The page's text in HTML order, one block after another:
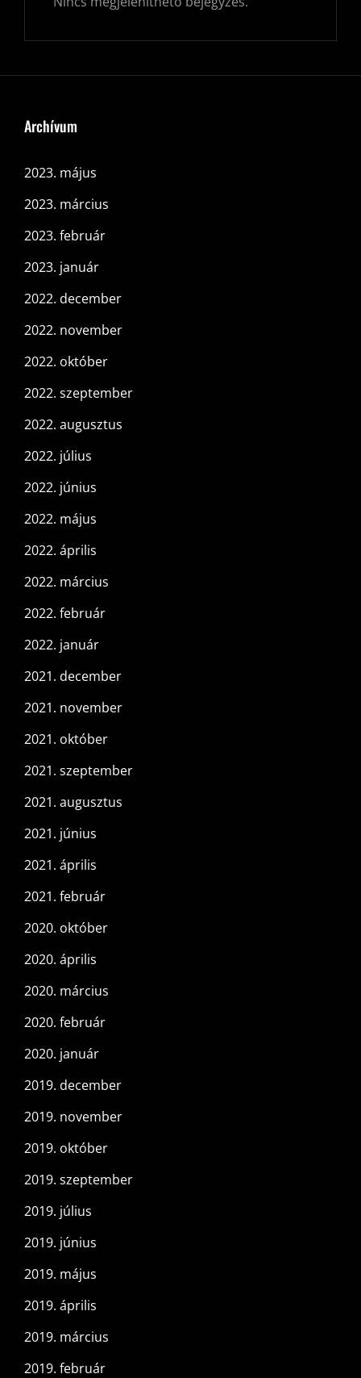
Archívum
2023. május
2023. március
2023. február
2023. január
2022. december
2022. november
2022. október
2022. szeptember
2022. augusztus
2022. július
2022. június
2022. május
2022. április
2022. március
2022. február
2022. január
2021. december
2021. november
2021. október
2021. szeptember
2021. augusztus
2021. június
2021. április
2021. február
2020. október
2020. április
2020. március
2020. február
2020. január
2019. december
2019. november
2019. október
2019. szeptember
2019. július
2019. június
2019. május
2019. április
2019. március
2019. február